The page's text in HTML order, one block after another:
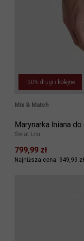
-30% drugi i kolejne
Mix & Match
Marynarka lniana
Świat Lnu
799,99 zł
Najniższa cena: 949,99 zł